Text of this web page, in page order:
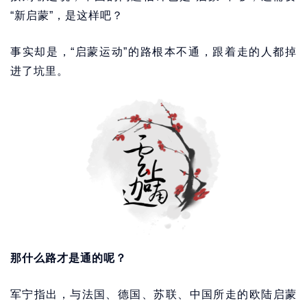
“新启蒙”，是这样吧？
事实却是，“启蒙运动”的路根本不通，跟着走的人都掉
进了坑里。
那什么路才是通的呢？
军宁指出，与法国、德国、苏联、中国所走的欧陆启蒙